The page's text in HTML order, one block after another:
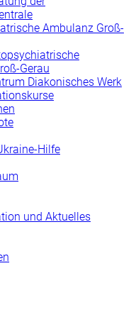
Ambulanz Groß-
Gerau
Diakonisches Werk
Hilfe
und Aktuelles